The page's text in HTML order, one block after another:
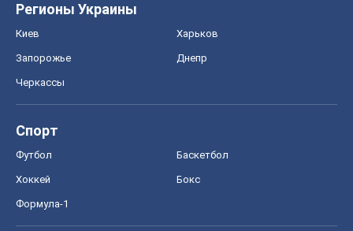
Регионы Украины
Киев Харьков
Запорожье Днепр
Черкассы
Спорт
Футбол Баскетбол
Хоккей Бокс
Формула-1